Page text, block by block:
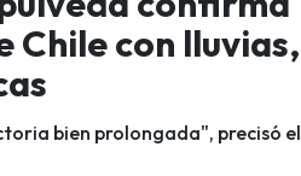
Chile con lluvias,
bien prolongada", precisó el